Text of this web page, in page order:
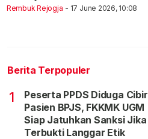
Rembuk Rejogja - 17 June 2026, 10:08
Berita Terpopuler
1
Peserta PPDS Diduga Cibir
Pasien BPJS, FKKMK UGM
Siap Jatuhkan Sanksi Jika
Terbukti Langgar Etik